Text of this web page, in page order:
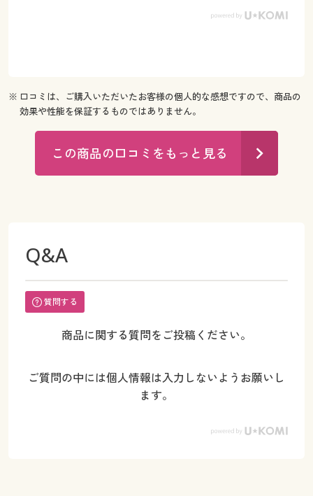
※ 口コミは、ご購入いただいたお客様の個人的な感想ですので、商品の
効果や性能を保証するものではありません。
この商品の口コミをもっと見る
Q&A
質問する
商品に関する質問をご投稿ください。
ご質問の中には個人情報は入力しないようお願いし
ます。